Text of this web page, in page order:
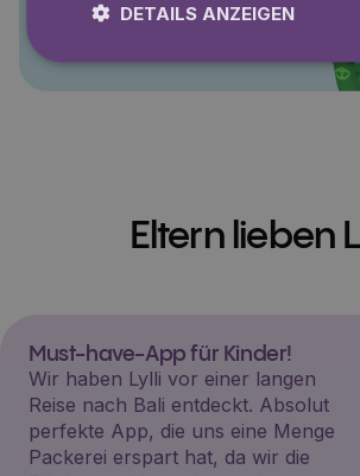
PJ Masks
Eltern lieben
Must-have-App für Kinder!
Wir haben Lylli vor einer langen
Reise nach Bali entdeckt. Absolut
perfekte App, die uns eine Menge
Packerei erspart hat, da wir die
DETAILS ANZEIGEN